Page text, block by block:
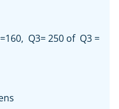
Q3= 250 of Q3 =